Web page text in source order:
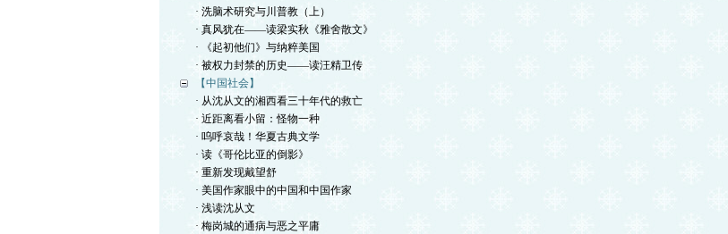
· 洗脑术研究与川普教（上）
· 真风犹在——读梁实秋《雅舍散文》
· 《起初他们》与纳粹美国
· 被权力封禁的历史——读汪精卫传
【中国社会】
· 从沈从文的湘西看三十年代的救亡
· 近距离看小留：怪物一种
· 呜呼哀哉！华夏古典文学
· 读《哥伦比亚的倒影》
· 重新发现戴望舒
· 美国作家眼中的中国和中国作家
· 浅读沈从文
· 梅岗城的通病与恶之平庸